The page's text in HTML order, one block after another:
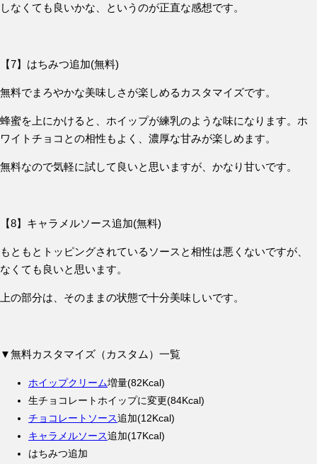
しなくても良いかな、というのが正直な感想です。
【7】はちみつ追加(無料)
無料でまろやかな美味しさが楽しめるカスタマイズです。
蜂蜜を上にかけると、ホイップが練乳のような味になります。ホ
ワイトチョコとの相性もよく、濃厚な甘みが楽しめます。
無料なので気軽に試して良いと思いますが、かなり甘いです。
【8】キャラメルソース追加(無料)
もともとトッピングされているソースと相性は悪くないですが、
なくても良いと思います。
上の部分は、そのままの状態で十分美味しいです。
▼無料カスタマイズ（カスタム）一覧
ホイップクリーム増量(82Kcal)
生チョコレートホイップに変更(84Kcal)
チョコレートソース追加(12Kcal)
キャラメルソース追加(17Kcal)
はちみつ追加